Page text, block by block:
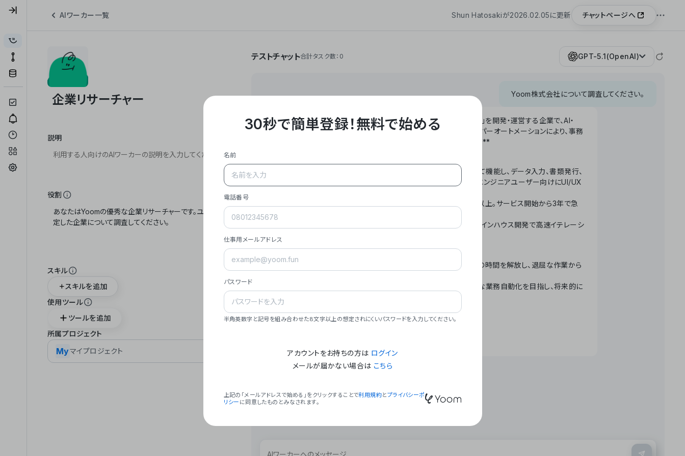
AIワーカー一覧 Shun Hatosakiが2026.02.05に更新 チャットページへ
説明
役割
スキル
スキルを追加
使用ツール
ツールを追加
所属プロジェクト
Myマイプロジェクト
テストチャット合計タスク数：0 GPT-5.1(OpenAI)
Yoom株式会社について調査してください。
**Yoom株式会社は、ビジネスオートメーションSaaS「Yoom」を開発・運営する企業で、AI・
API・RPA・OCRなどの技術をノーコードで組み合わせたハイパーオートメーションにより、事務
作業やデスクワークを自動化するサービスを提供しています。**
- **主力プロダクト「Yoom」**: SaaS連携データベースとして機能し、データ入力、書類発行、
メール対応、請求書処理、日報作成などの業務を自動化。非エンジニアユーザー向けにUI/UX
- **実績**: 国内利用社数20,000社超、直近成長率300%以上。サービス開始から3年で急
- **強み**: すべての自動化技術を1プラットフォームで完結。インハウス開発で高速イテレーシ
- **ミッション**: 「We Make Time」 – テクノロジーで人々の時間を解放し、退屈な作業から
- **ビジョン**: 「Global Business Automation」 – 世界的な業務自動化を目指し、将来的に
### 会社概要
30秒で簡単登録！無料で始める
名前
電話番号
仕事用メールアドレス
パスワード
半角英数字と記号を組み合わせた8文字以上の想定されにくいパスワードを入力してください。
アカウントをお持ちの方は ログイン
メールが届かない場合は こちら
上記の「メールアドレスで始める」をクリックすることで利用規約とプライバシーポ
リシー に同意したものとみなされます。